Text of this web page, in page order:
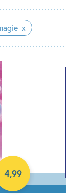
4,99